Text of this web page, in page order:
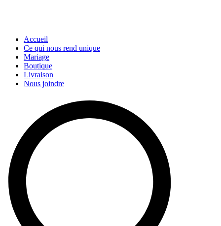
Accueil
Ce qui nous rend unique
Mariage
Boutique
Livraison
Nous joindre